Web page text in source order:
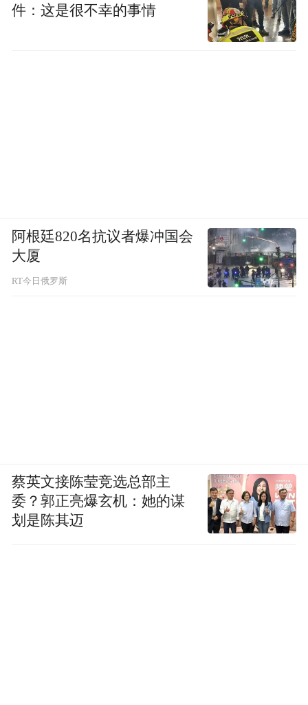
件：这是很不幸的事情
阿根廷820名抗议者爆冲国会
大厦
RT今日俄罗斯
蔡英文接陈莹竞选总部主
委？郭正亮爆玄机：她的谋
划是陈其迈